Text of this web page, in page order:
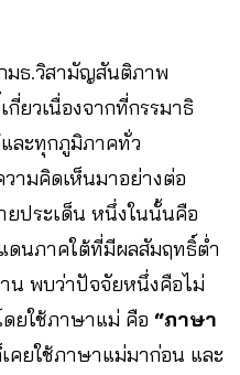
มธ.วิสามัญสันติภาพ
ยวเนื่องจากที่กรรมาธิ
ละทุกภูมิภาคทั่ว
ามคิดเห็นมาอย่างต่อ
ยประเด็น หนึ่งในนั้นคือ
นภาคใต้ที่มีผลสัมฤทธิ์ต่ำ
น พบว่าปัจจัยหนึ่งคือไม่
ยใช้ภาษาแม่ คือ “ภาษา
ยใช้ภาษาแม่มาก่อน และ